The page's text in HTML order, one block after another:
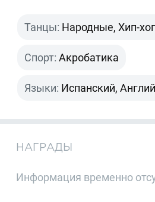
Танцы: Народные, Хип-
Спорт: Акробатика
Языки: Испанский,
НАГРАДЫ
Информация временно